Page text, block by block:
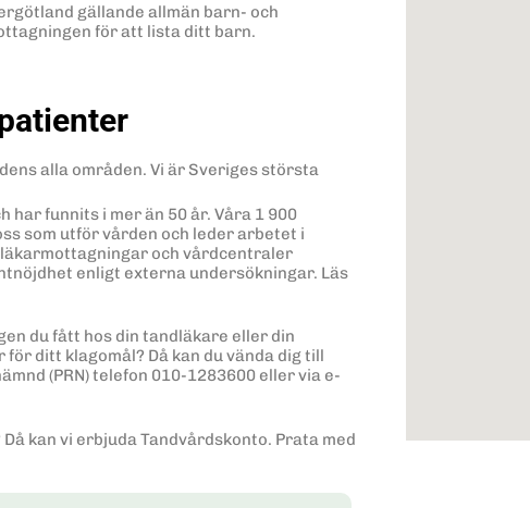
gällande allmän barn- och
för att lista ditt barn.
alla områden. Vi är Sveriges största
har funnits i mer än 50 år. Våra 1 900
som utför vården och leder arbetet i
och vårdcentraler
enligt externa undersökningar. Läs
du fått hos din tandläkare eller din
ditt klagomål? Då kan du vända dig till
(PRN) telefon 010-1283600 eller via e-
kan vi erbjuda Tandvårdskonto. Prata med